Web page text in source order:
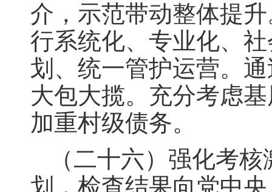
介，示范带动整体提
行系统化、专业化、
划、统一管护运营。
大包大揽。充分考虑
加重村级债务。
（二十六）强化考
划，检查结果向党中